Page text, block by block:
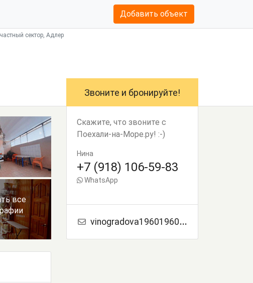
Добавить объект
сектор, Адлер
все
Звоните и бронируйте!
Скажите, что звоните с
Поехали-на-Море.ру! :-)
Нина
+7 (918) 106-59-83
WhatsApp
vinogradova19601960@mail.ru